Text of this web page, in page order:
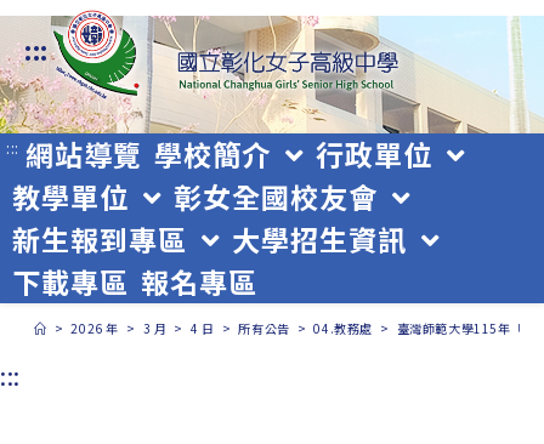
跳
轉
至
主
要
內
容
:::
::: 網站導覽 學校簡介
行政單位
教學單位
彰女全國校友會
新生報到專區
大學招生資訊
下載專區 報名專區
> 2026 年 > 3 月 > 4 日 > 所有公告 > 04.教務處 > 臺灣師範大學115年「全
:::